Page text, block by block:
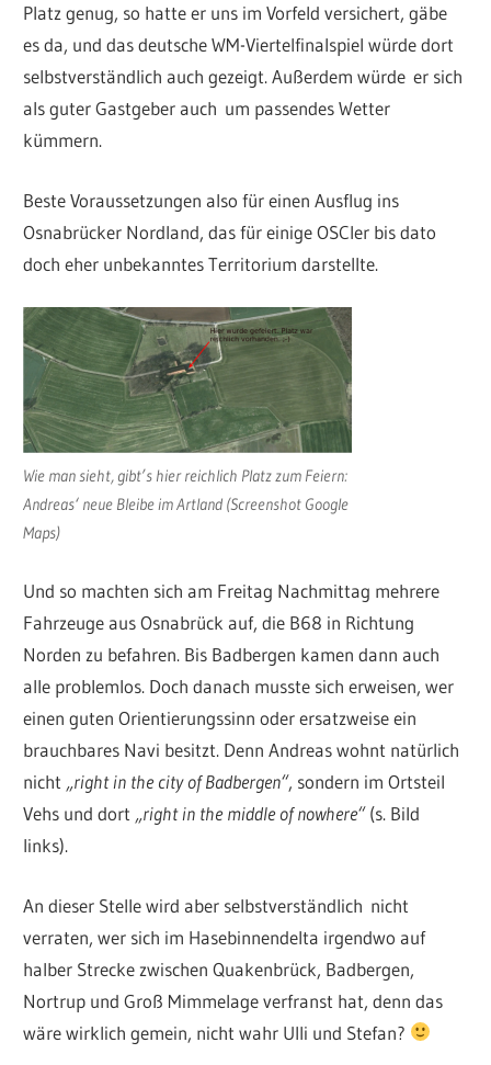
Platz genug, so hatte er uns im Vorfeld versichert, gäbe
es da, und das deutsche WM-Viertelfinalspiel würde dort
selbstverständlich auch gezeigt. Außerdem würde er sich
als guter Gastgeber auch um passendes Wetter
kümmern.
Beste Voraussetzungen also für einen Ausflug ins
Osnabrücker Nordland, das für einige OSCler bis dato
doch eher unbekanntes Territorium darstellte.
Wie man sieht, gibt’s hier reichlich Platz zum Feiern:
Andreas‘ neue Bleibe im Artland (Screenshot Google
Maps)
Und so machten sich am Freitag Nachmittag mehrere
Fahrzeuge aus Osnabrück auf, die B68 in Richtung
Norden zu befahren. Bis Badbergen kamen dann auch
alle problemlos. Doch danach musste sich erweisen, wer
einen guten Orientierungssinn oder ersatzweise ein
brauchbares Navi besitzt. Denn Andreas wohnt natürlich
nicht „right in the city of Badbergen“, sondern im Ortsteil
Vehs und dort „right in the middle of nowhere“(s. Bild
links).
An dieser Stelle wird aber selbstverständlich nicht
verraten, wer sich im Hasebinnendelta irgendwo auf
halber Strecke zwischen Quakenbrück, Badbergen,
Nortrup und Groß Mimmelage verfranst hat, denn das
wäre wirklich gemein, nicht wahr Ulli und Stefan?